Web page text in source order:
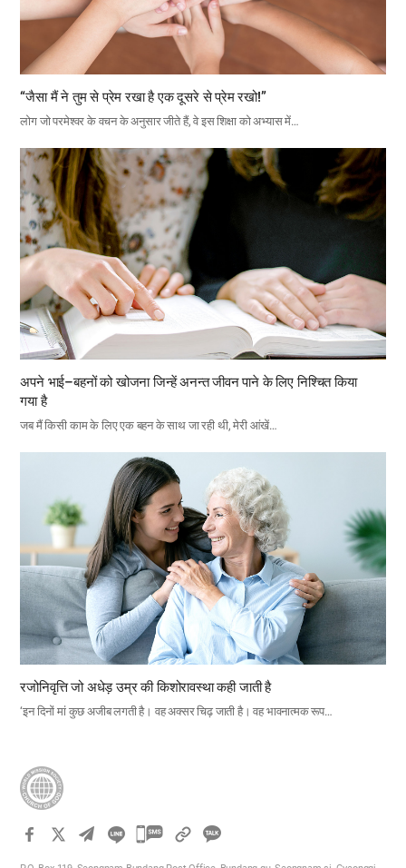
“जैसा मैं ने तुम से प्रेम रखा है एक दूसरे से प्रेम रखो!”
लोग जो परमेश्वर के वचन के अनुसार जीते हैं, वे इस शिक्षा को अभ्यास में…
अपने भाई–बहनों को खोजना जिन्हें अनन्त जीवन पाने के लिए निश्चित किया
गया है
जब मैं किसी काम के लिए एक बहन के साथ जा रही थी, मेरी आंखें…
रजोनिवृत्ति जो अधेड़ उम्र की किशोरावस्था कही जाती है
‘इन दिनों मां कुछ अजीब लगती है। वह अक्सर चिढ़ जाती है। वह भावनात्मक रूप…
카